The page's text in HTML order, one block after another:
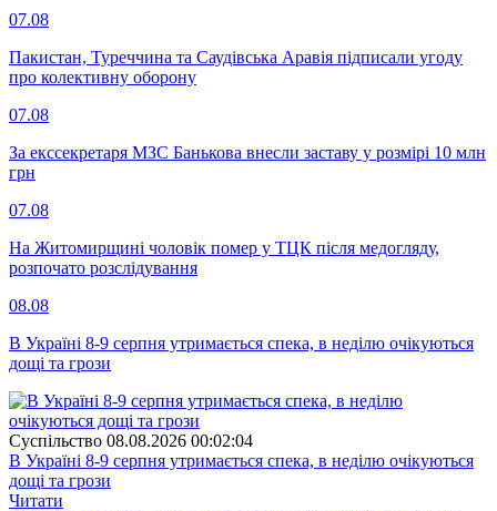
07.08
Пакистан, Туреччина та Саудівська Аравія підписали угоду
про колективну оборону
07.08
За екссекретаря МЗС Банькова внесли заставу у розмірі 10 млн
грн
07.08
На Житомирщині чоловік помер у ТЦК після медогляду,
розпочато розслідування
08.08
В Україні 8-9 серпня утримається спека, в неділю очікуються
дощі та грози
Суспiльство 08.08.2026 00:02:04
В Україні 8-9 серпня утримається спека, в неділю очікуються
дощі та грози
Читати